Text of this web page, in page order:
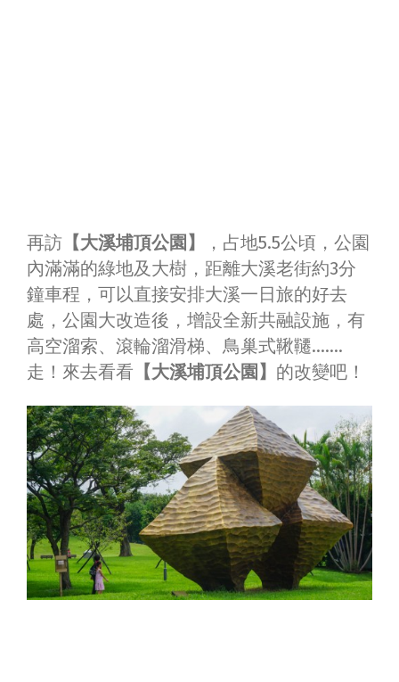
再訪 【大溪埔頂公園】
，占地5.5公頃，公園
內滿滿的綠地及大樹，距離大溪老街約3分
鐘車程，可以直接安排大溪一日旅的好去
處，公園大改造後， 增設全新共融設施，有
高空溜索、滾輪溜滑梯、鳥巢式鞦韆…….
走！來去看看 【大溪埔頂公園】 的改變吧！